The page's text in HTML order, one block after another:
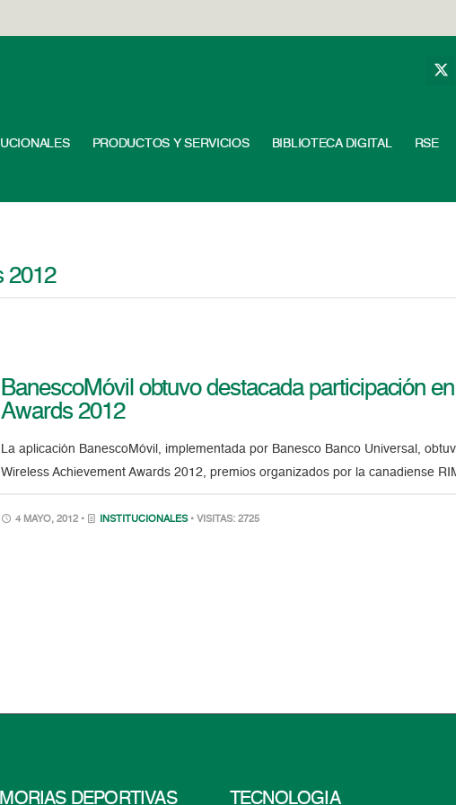
PRODUCTOS Y SERVICIOS BIBLIOTECA DIGITAL RSE
2012
BanescoMóvil obtuvo destacada participación
Awards 2012
La aplicación BanescoMóvil, implementada por Banesco Banco Universal,
Wireless Achievement Awards 2012, premios organizados por la canadiense
4 MAYO, 2012 • INSTITUCIONALES • VISITAS: 2725
DEPORTIVAS TECNOLOGÍA